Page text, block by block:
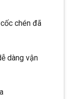
chén đã
dàng vận